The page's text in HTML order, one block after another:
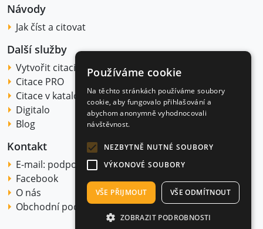
Návody
Jak číst a citovat
Další služby
Vytvořit citaci
Citace PRO
Citace v katalogu
Digitalo
Blog
Kontakt
E-mail: podpora@citace.com
Facebook
O nás
Obchodní podmínky
Používáme cookie
Na těchto stránkách používáme soubory
cookie, aby fungovalo přihlašování a
abychom anonymně vyhodnocovali
návštěvnost.
NEZBYTNĚ NUTNÉ SOUBORY
VÝKONOVÉ SOUBORY
VŠE PŘIJMOUT VŠE ODMÍTNOUT
ZOBRAZIT PODROBNOSTI